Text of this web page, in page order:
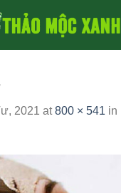
2021 at800 × 541 in